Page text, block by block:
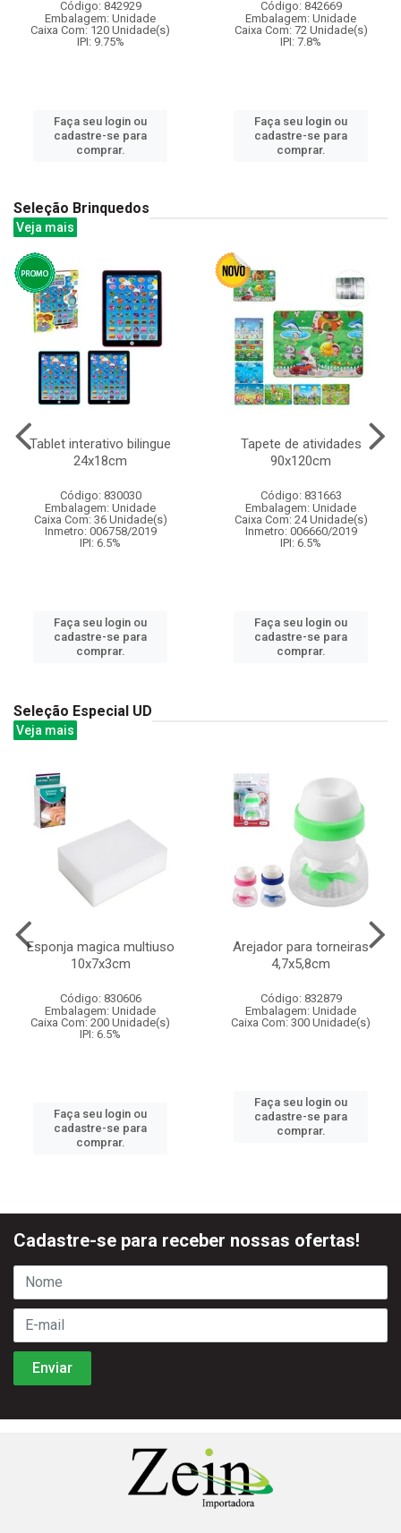
Código: 842929
Embalagem: Unidade
Caixa Com: 120 Unidade(s)
IPI: 9.75%
Faça seu login ou
cadastre-se para
comprar.
Código: 842669
Embalagem: Unidade
Caixa Com: 72 Unidade(s)
IPI: 7.8%
Faça seu login ou
cadastre-se para
comprar.
Seleção Brinquedos
Veja mais
Tablet interativo bilingue
24x18cm
Código: 830030
Embalagem: Unidade
Caixa Com: 36 Unidade(s)
Inmetro: 006758/2019
IPI: 6.5%
Faça seu login ou
cadastre-se para
comprar.
Tapete de atividades
90x120cm
Código: 831663
Embalagem: Unidade
Caixa Com: 24 Unidade(s)
Inmetro: 006660/2019
IPI: 6.5%
Faça seu login ou
cadastre-se para
comprar.
Seleção Especial UD
Veja mais
Esponja magica multiuso
10x7x3cm
Código: 830606
Embalagem: Unidade
Caixa Com: 200 Unidade(s)
IPI: 6.5%
Faça seu login ou
cadastre-se para
comprar.
Arejador para torneiras
4,7x5,8cm
Código: 832879
Embalagem: Unidade
Caixa Com: 300 Unidade(s)
Faça seu login ou
cadastre-se para
comprar.
Cadastre-se para receber nossas ofertas!